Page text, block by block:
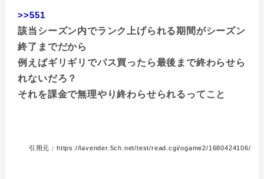
>>551
該当シーズン内でランク上げられる期間がシーズン
終了までだから
例えばギリギリでパス買ったら最後まで終わらせら
れないだろ？
それを課金で無理やり終わらせられるってこと
引用元：https://lavender.5ch.net/test/read.cgi/ogame2/1680424106/